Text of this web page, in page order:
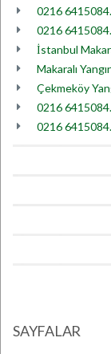
0216 6415084.
0216
İstanbul
Makaralı
Çekmeköy
0216
0216
SAYFALAR